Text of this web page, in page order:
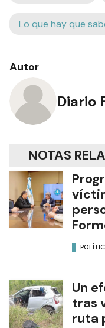
Lo que hay que
Autor
Diario
NOTAS
Un
tras
ruta